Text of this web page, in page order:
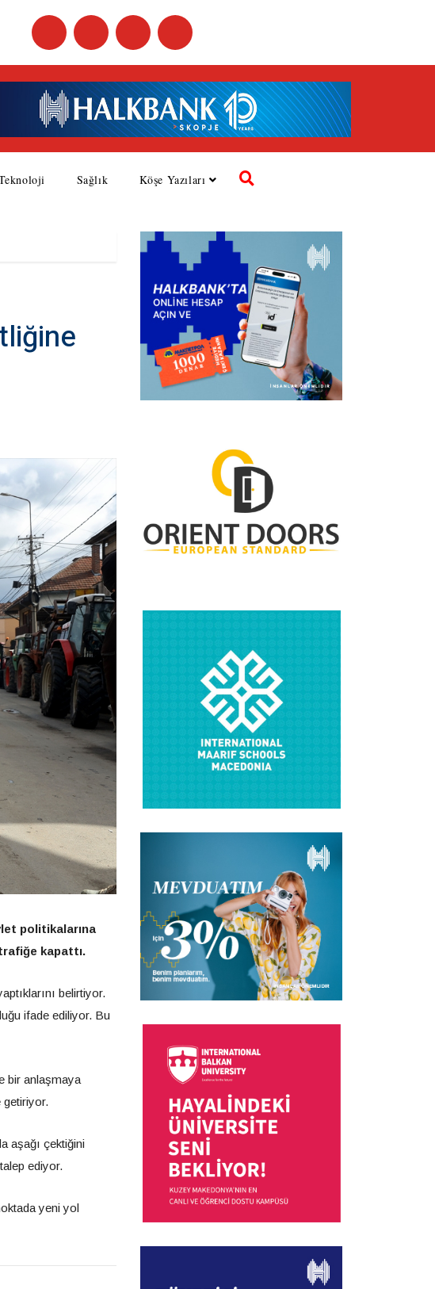
Sağlık Köşe Yazıları
politikalarına
kapattı.
belirtiyor.
ifade ediliyor. Bu
bir anlaşmaya
getiriyor.
aşağı çektiğini
ediyor.
yeni yol